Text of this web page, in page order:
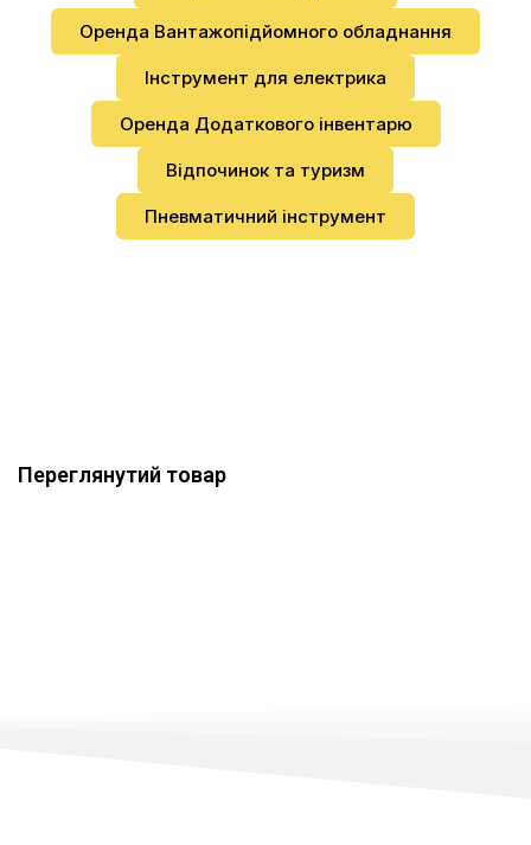
Оренда Вантажопідйомного обладнання
Інструмент для електрика
Оренда Додаткового інвентарю
Відпочинок та туризм
Пневматичний інструмент
Переглянутий товар